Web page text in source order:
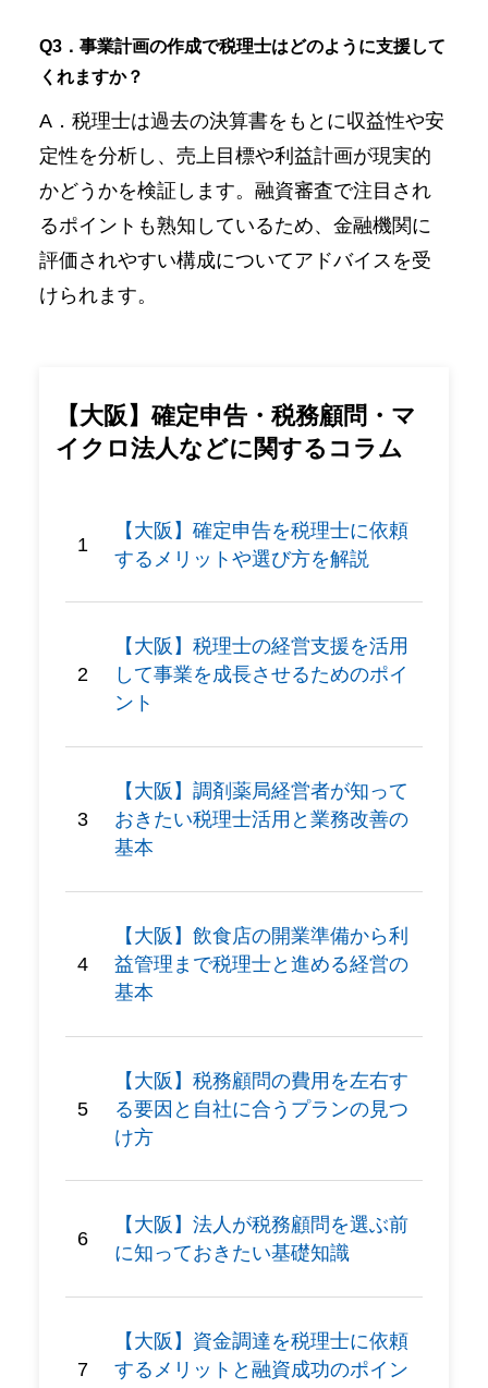
Q3．事業計画の作成で税理士はどのように支援して
くれますか？
A．税理士は過去の決算書をもとに収益性や安
定性を分析し、売上目標や利益計画が現実的
かどうかを検証します。融資審査で注目され
るポイントも熟知しているため、金融機関に
評価されやすい構成についてアドバイスを受
けられます。
【大阪】確定申告・税務顧問・マ
イクロ法人などに関するコラム
【大阪】確定申告を税理士に依頼
するメリットや選び方を解説
【大阪】税理士の経営支援を活用
して事業を成長させるためのポイ
ント
【大阪】調剤薬局経営者が知って
おきたい税理士活用と業務改善の
基本
【大阪】飲食店の開業準備から利
益管理まで税理士と進める経営の
基本
【大阪】税務顧問の費用を左右す
る要因と自社に合うプランの見つ
け方
【大阪】法人が税務顧問を選ぶ前
に知っておきたい基礎知識
【大阪】資金調達を税理士に依頼
するメリットと融資成功のポイン